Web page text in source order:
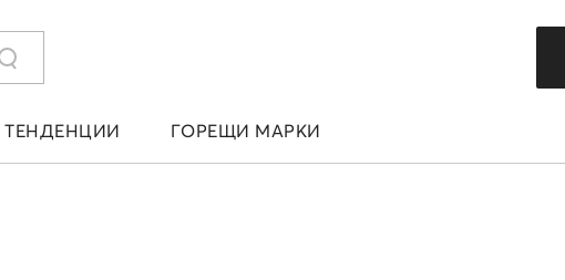
ТЕНДЕНЦИИ ГОРЕЩИ МАРКИ